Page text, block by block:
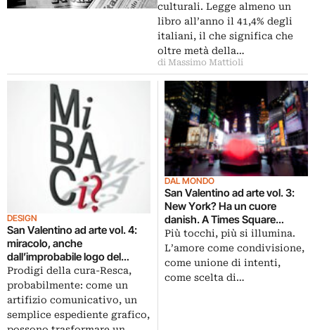
culturali. Legge almeno un
libro all’anno il 41,4% degli
italiani, il che significa che
oltre metà della…
di Massimo Mattioli
DESIGN
San Valentino ad arte vol. 4:
miracolo, anche
dall’improbabile logo del
MiBac può uscire uno slogan
divertente ed efficace
Prodigi della cura-Resca,
probabilmente: come un
artifizio comunicativo, un
semplice espediente grafico,
DAL MONDO
San Valentino ad arte vol. 3:
New York? Ha un cuore
danish. A Times Square
l’installazione touch-sensible
dell’imprevedibile Bjarke Ingels
Più tocchi, più si illumina.
L’amore come condivisione,
come unione di intenti,
come scelta di…